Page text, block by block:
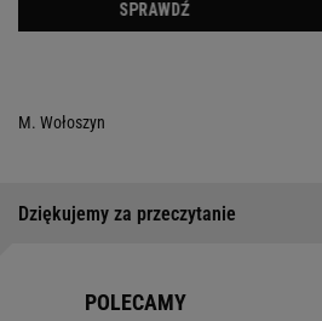
M. Wołoszyn
Dziękujemy za przeczytanie
POLECAMY